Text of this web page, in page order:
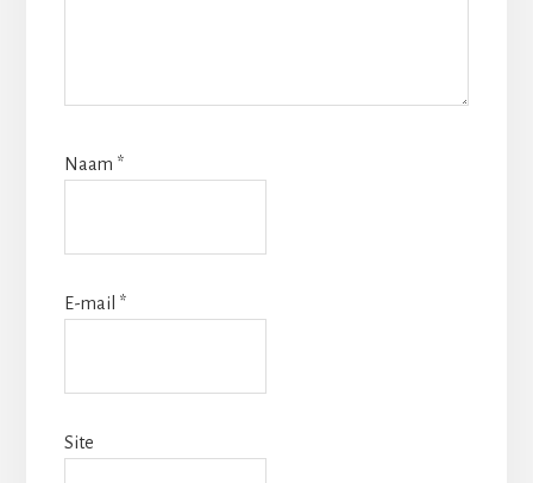
Naam *
E-mail *
Site